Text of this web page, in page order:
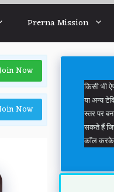
Prerna Mission
Now
Now
किसी भी
या अन्य
स्तर पर
सकते हैं
कॉल करके